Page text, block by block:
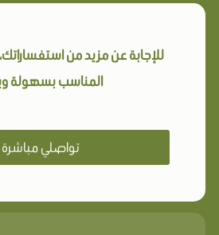
للإجابة عن مزيد من
المناسب بسهولة
تواصلي مباشرة